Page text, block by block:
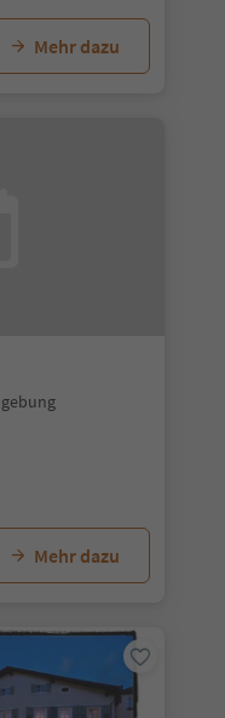
Mehr dazu
Mehr dazu